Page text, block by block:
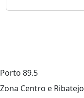
Porto 89.5
Zona Centro e Ribatejo